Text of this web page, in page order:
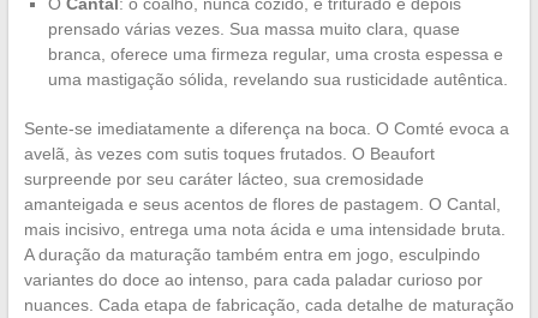
prensado várias vezes. Sua massa muito clara, quase
branca, oferece uma firmeza regular, uma crosta espessa e
uma mastigação sólida, revelando sua rusticidade autêntica.
Sente-se imediatamente a diferença na boca. O Comté evoca a
avelã, às vezes com sutis toques frutados. O Beaufort
surpreende por seu caráter lácteo, sua cremosidade
amanteigada e seus acentos de flores de pastagem. O Cantal,
mais incisivo, entrega uma nota ácida e uma intensidade bruta.
A duração da maturação também entra em jogo, esculpindo
variantes do doce ao intenso, para cada paladar curioso por
nuances. Cada etapa de fabricação, cada detalhe de maturação